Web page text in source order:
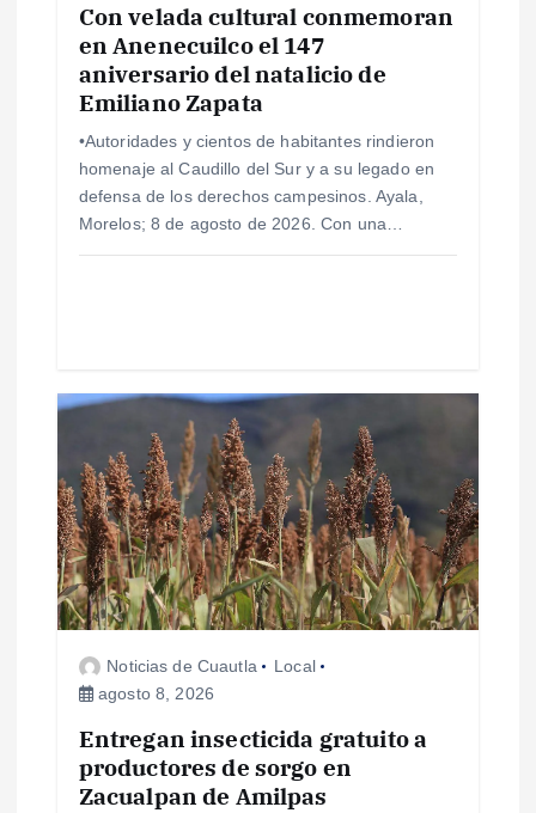
s
Con velada cultural conmemoran
en Anenecuilco el 147
aniversario del natalicio de
Emiliano Zapata
•Autoridades y cientos de habitantes rindieron
homenaje al Caudillo del Sur y a su legado en
defensa de los derechos campesinos. Ayala,
Morelos; 8 de agosto de 2026. Con una…
Noticias de Cuautla
Local
agosto 8, 2026
Entregan insecticida gratuito a
productores de sorgo en
Zacualpan de Amilpas